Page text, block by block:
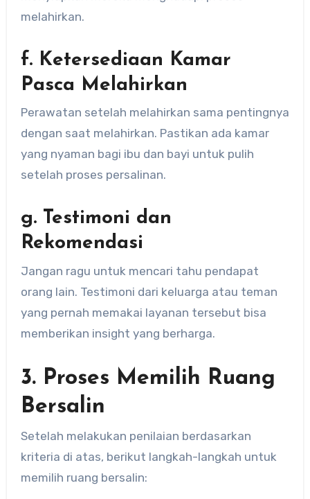
melahirkan.
f. Ketersediaan Kamar
Pasca Melahirkan
Perawatan setelah melahirkan sama pentingnya
dengan saat melahirkan. Pastikan ada kamar
yang nyaman bagi ibu dan bayi untuk pulih
setelah proses persalinan.
g. Testimoni dan
Rekomendasi
Jangan ragu untuk mencari tahu pendapat
orang lain. Testimoni dari keluarga atau teman
yang pernah memakai layanan tersebut bisa
memberikan insight yang berharga.
3. Proses Memilih Ruang
Bersalin
Setelah melakukan penilaian berdasarkan
kriteria di atas, berikut langkah-langkah untuk
memilih ruang bersalin: